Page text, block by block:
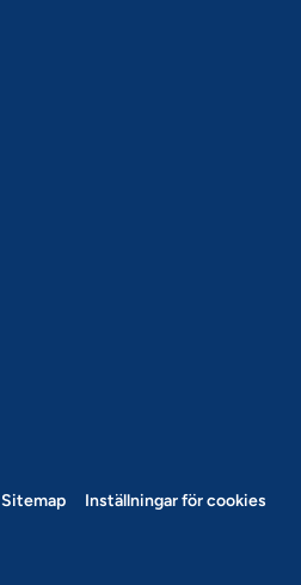
Sitemap Inställningar för cookies